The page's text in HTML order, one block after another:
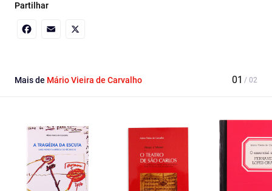
Partilhar
Mais de Mário Vieira de Carvalho